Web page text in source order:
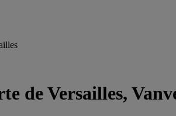
de Versailles,